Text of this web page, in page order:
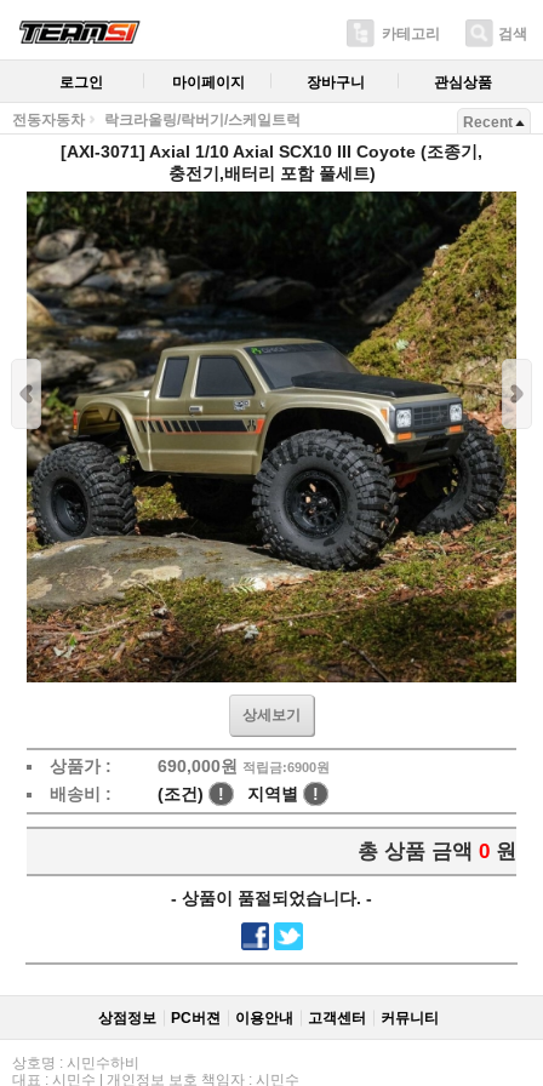
카테고리 검색
로그인 마이페이지 장바구니 관심상품
전동자동차 락크라울링/락버기/스케일트럭 Recent
[AXI-3071] Axial 1/10 Axial SCX10 III Coyote (조종기,
충전기,배터리 포함 풀세트)
상세보기
상품가 : 690,000원 적립금:6900원
배송비 : (조건) ! 지역별 !
총 상품 금액 0 원
- 상품이 품절되었습니다. -
상점정보 PC버젼 이용안내 고객센터 커뮤니티
상호명 : 시민수하비
대표 : 시민수 | 개인정보 보호 책임자 : 시민수